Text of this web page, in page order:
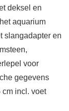
deksel en
aquarium
slangadapter en
voor
gegevens
cm incl. voet